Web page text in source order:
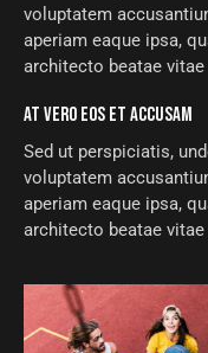
voluptatem
aperiam eaque ipsa,
architecto beatae
AT VERO EOS ET ACCUSAM
Sed ut perspiciatis,
voluptatem
aperiam eaque ipsa,
architecto beatae